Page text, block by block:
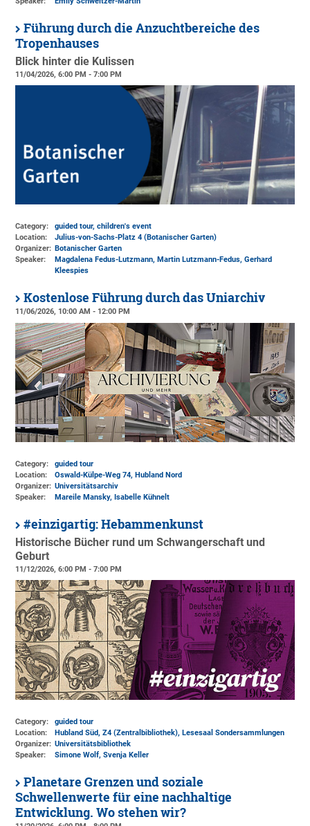
Führung durch die Anzuchtbereiche des
Tropenhauses
Blick hinter die Kulissen
11/04/2026, 6:00 PM - 7:00 PM
Category:
guided tour, children's event
Location:
Julius-von-Sachs-Platz 4 (Botanischer Garten)
Organizer: Botanischer Garten
Speaker:
Magdalena Fedus-Lutzmann, Martin Lutzmann-Fedus, Gerhard
Kleespies
Kostenlose Führung durch das Uniarchiv
11/06/2026, 10:00 AM - 12:00 PM
Category:
guided tour
Location:
Oswald-Külpe-Weg 74, Hubland Nord
Organizer: Universitätsarchiv
Speaker:
Mareile Mansky, Isabelle Kühnelt
#einzigartig: Hebammenkunst
Historische Bücher rund um Schwangerschaft und
Geburt
11/12/2026, 6:00 PM - 7:00 PM
Category:
guided tour
Location:
Hubland Süd, Z4 (Zentralbibliothek), Lesesaal Sondersammlungen
Organizer: Universitätsbibliothek
Speaker:
Simone Wolf, Svenja Keller
Planetare Grenzen und soziale
Schwellenwerte für eine nachhaltige
Entwicklung. Wo stehen wir?